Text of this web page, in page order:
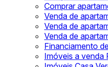
Comprar
Venda de
Venda de
Venda de
Financiamento
Imóveis a venda